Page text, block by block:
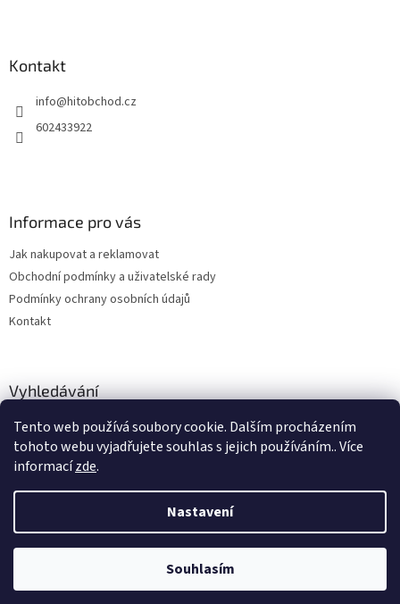
Tento web používá soubory cookie. Dalším procházením
tohoto webu vyjadřujete souhlas s jejich používáním.. Více
informacízde.
Nastavení
Souhlasím
Kontakt
info@hitobchod.cz
602433922
Informace pro vás
Jak nakupovat a reklamovat
Obchodní podmínky a uživatelské rady
Podmínky ochrany osobních údajů
Kontakt
Vyhledávání
HLEDAT
Vytvořil Shoptet
hitobchod. Všechna práva vyhrazena.